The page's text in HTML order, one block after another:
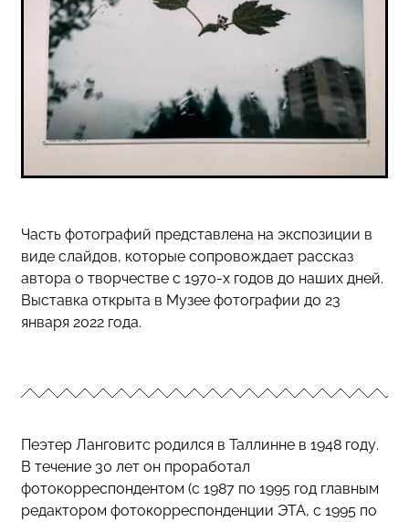
Часть фотографий представлена на экспозиции в
виде слайдов, которые сопровождает рассказ
автора о творчестве с 1970-х годов до наших дней.
Выставка открыта в Музее фотографии до 23
января 2022 года.
Пеэтер Ланговитс родился в Таллинне в 1948 году.
В течение 30 лет он проработал
фотокорреспондентом (с 1987 по 1995 год главным
редактором фотокорреспонденции ЭТА, с 1995 по